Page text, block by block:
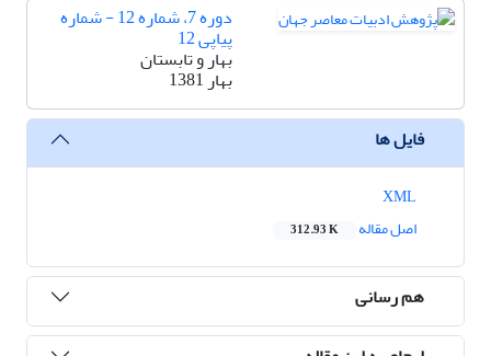
دوره 7، شماره 12 - شماره
پیاپی 12
بهار و تابستان
بهار 1381
فایل ها
اصل مقاله
312.93 K
هم رسانی